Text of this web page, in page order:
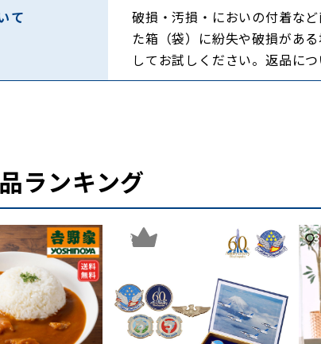
いやすさにコダワリを持った財布
で強度が落ち、シンプルにすることで使いづらい
極限まで革を薄く漉き、丈夫で薄い財布を実現しま
て
破損・汚損・においの付着な
た箱（袋）に紛失や破損があ
してお試しください。返品に
ランキング
2 3